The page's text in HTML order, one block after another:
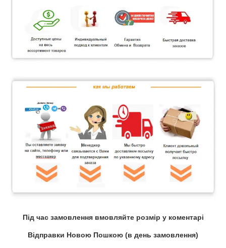
Під час замовлення вмовляйте розмір у коментарі
Відправки Новою Пошкою (в день замовлення)